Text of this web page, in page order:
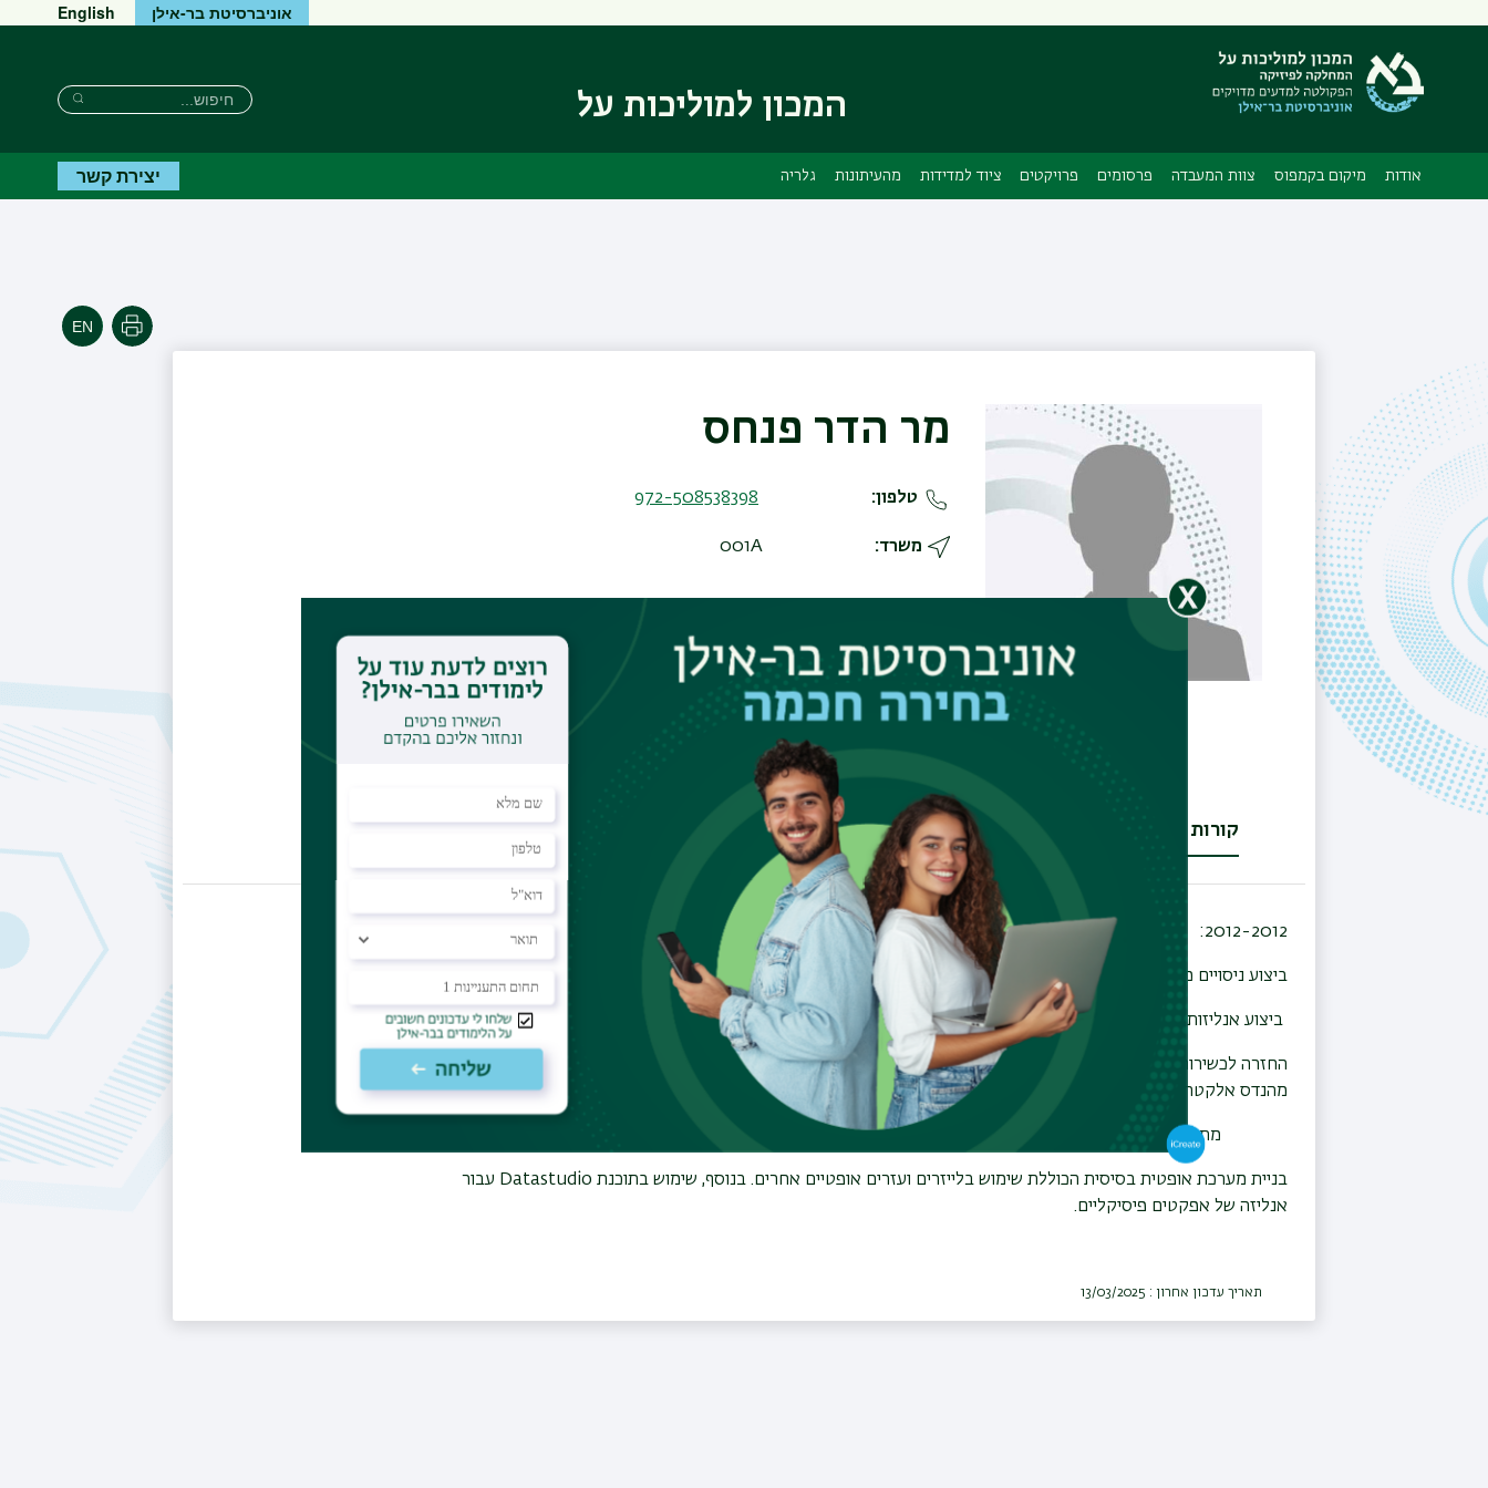
ראשי
אוניברסיטת בר-אילן English
המכון למוליכות על חיפוש
חיפוש
חיפוש
אודות מיקום בקמפוס צוות המעבדה פרסומים פרויקטים ציוד למדידות מהעיתונות גלריה יצירת קשר
הדפסה
מר הדר פנחס
טלפון 972-508538398
משרד 001A
קורות חיים
(לשונית
פעילה)
2012-2012:
ביצוע ניסויים מגנטיים באמצעות מערכות מדידה מגנטית SQUID)
(VSM וניסויים במערכות קריאוגניות וואקום.
ביצוע אנליזות והסקת מסקנות מתוך תוצאות ניסיוניות באמצעות matlab
.
החזרה לכשירות של מערכת מדידה מגנטית מכיול בקר הטמפרטורה ע"י מערכת מדידות הולכה (
) בעבודה צמודה עם
מהנדס אלקטרוניקה עד מדידות בטמפרטורות נמוכות.
מתרגל מעבדה בפיסיקה לסטודנטים בהנדסה ובאופטומטריה:
בניית מערכת אופטית בסיסית הכוללת שימוש בלייזרים ועזרים אופטיים אחרים. בנוסף, שימוש בתוכנת Datastudio עבור
אנליזה של אפקטים פיסיקליים.
תאריך עדכון אחרון : 13/03/2025